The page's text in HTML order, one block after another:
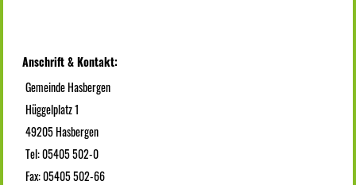
Anschrift & Kontakt:
Gemeinde Hasbergen
Hüggelplatz 1
49205 Hasbergen
Tel: 05405 502-0
Fax: 05405 502-66